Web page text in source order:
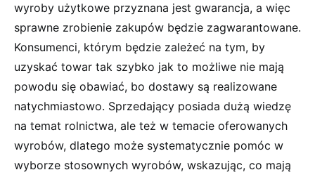
wyroby użytkowe przyznana jest gwarancja, a więc
sprawne zrobienie zakupów będzie zagwarantowane.
Konsumenci, którym będzie zależeć na tym, by
uzyskać towar tak szybko jak to możliwe nie mają
powodu się obawiać, bo dostawy są realizowane
natychmiastowo. Sprzedający posiada dużą wiedzę
na temat rolnictwa, ale też w temacie oferowanych
wyrobów, dlatego może systematycznie pomóc w
wyborze stosownych wyrobów, wskazując, co mają